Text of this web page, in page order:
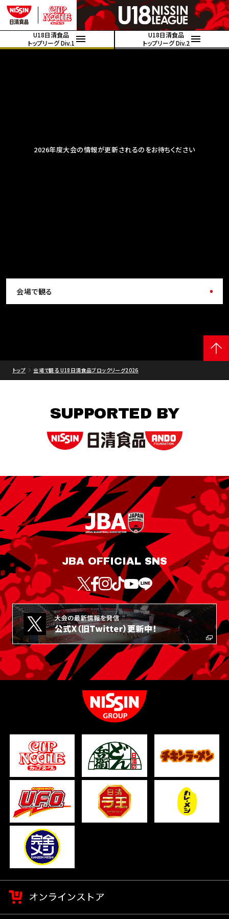
U18日清食品
トップリーグ Div.1
U18日清食品
トップリーグ Div.2
2026年度大会の情報が更新されるのをお待ちください
会場で観る
トップ 会場で観る U18日清食品ブロックリーグ2026
SUPPORTED BY
JBA OFFICIAL SNS